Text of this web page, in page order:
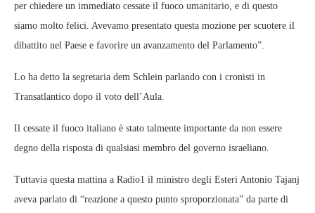
per chiedere un immediato cessate il fuoco umanitario, e di questo
siamo molto felici. Avevamo presentato questa mozione per scuotere il
dibattito nel Paese e favorire un avanzamento del Parlamento”.
Lo ha detto la segretaria dem Schlein parlando con i cronisti in
Transatlantico dopo il voto dell’Aula.
Il cessate il fuoco italiano è stato talmente importante da non essere
degno della risposta di qualsiasi membro del governo israeliano.
Tuttavia questa mattina a Radio1 il ministro degli Esteri Antonio Tajanj
aveva parlato di “reazione a questo punto sproporzionata” da parte di